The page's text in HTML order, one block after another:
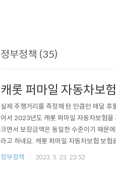
정부정책 (35)
캐롯 퍼마일 자동차보
실제 주행거리를 측정해 탄 만큼만 매달
어서 2023년도 캐롯 퍼마일 자동차보험을
크면서 보장금액은 동일한 수준이기 때문
라고 하네요. 캐롯 퍼마일 자동차보험 보
과 비교를 불허할 정도로 보험료가 저렴합
정부정책 2023. 5. 23. 23:52